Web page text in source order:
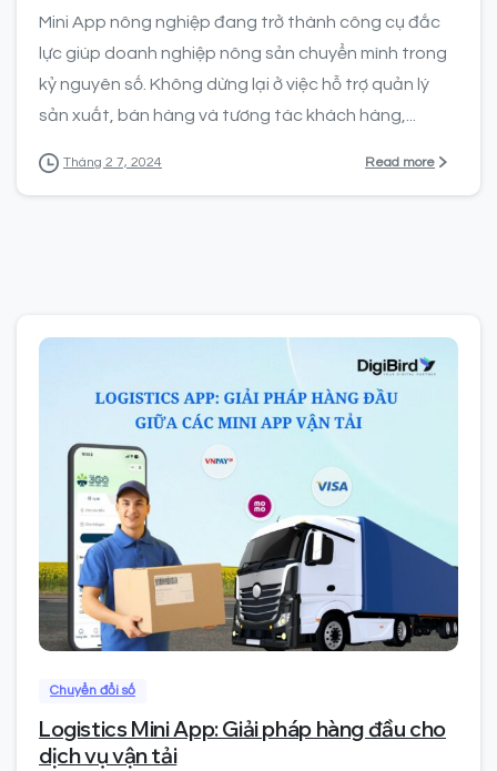
Mini App nông nghiệp đang trở thành công cụ đắc
lực giúp doanh nghiệp nông sản chuyển mình trong
kỷ nguyên số. Không dừng lại ở việc hỗ trợ quản lý
sản xuất, bán hàng và tương tác khách hàng,...
Tháng 2 7, 2024 Read more
Chuyển đổi số
Logistics Mini App: Giải pháp hàng đầu cho
dịch vụ vận tải